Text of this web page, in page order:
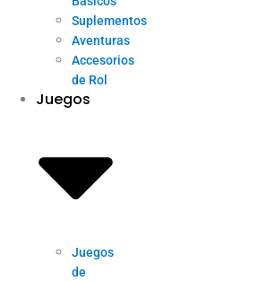
Suplementos
Aventuras
Accesorios
de Rol
Juegos
Juegos
de